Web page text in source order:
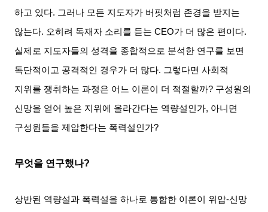
하고 있다. 그러나 모든 지도자가 버핏처럼 존경을 받지는
않는다. 오히려 독재자 소리를 듣는 CEO가 더 많은 편이다.
실제로 지도자들의 성격을 종합적으로 분석한 연구를 보면
독단적이고 공격적인 경우가 더 많다. 그렇다면 사회적
지위를 쟁취하는 과정은 어느 이론이 더 적절할까? 구성원의
신망을 얻어 높은 지위에 올라간다는 역량설인가, 아니면
구성원들을 제압한다는 폭력설인가?
무엇을 연구했나?
상반된 역량설과 폭력설을 하나로 통합한 이론이 위압-신망